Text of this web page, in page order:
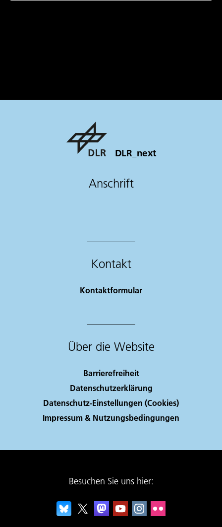
DLR_next
Anschrift
Kontakt
Kontaktformular
Über die Website
Barrierefreiheit
Datenschutzerklärung
Datenschutz-Einstellungen (Cookies)
Impressum & Nutzungsbedingungen
Besuchen Sie uns hier: